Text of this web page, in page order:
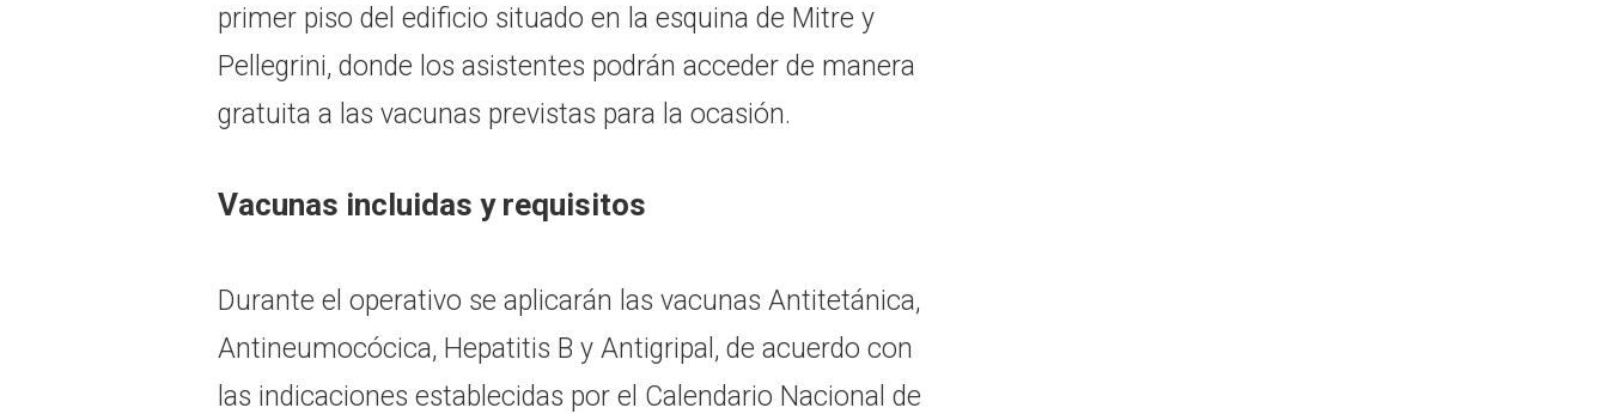
primer piso del edificio situado en la esquina de Mitre y
Pellegrini, donde los asistentes podrán acceder de manera
gratuita a las vacunas previstas para la ocasión.
Vacunas incluidas y requisitos
Durante el operativo se aplicarán las vacunas Antitetánica,
Antineumocócica, Hepatitis B y Antigripal, de acuerdo con
las indicaciones establecidas por el Calendario Nacional de